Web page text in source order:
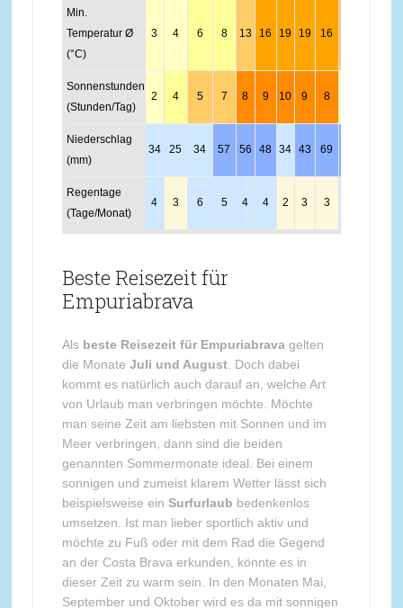
Min.
Temperatur Ø
(°C)
3 4 6 8 13 16 19 19 16
Sonnenstunden
(Stunden/Tag)
2 4 5 7 8 9 10 9 8
Niederschlag
(mm)
34 25 34 57 56 48 34 43 69
Regentage
(Tage/Monat)
4 3 6 5 4 4 2 3 3
Beste Reisezeit für
Empuriabrava
Als beste Reisezeit für Empuriabravagelten
die Monate Juli und August. Doch dabei
kommt es natürlich auch darauf an, welche Art
von Urlaub man verbringen möchte. Möchte
man seine Zeit am liebsten mit Sonnen und im
Meer verbringen, dann sind die beiden
genannten Sommermonate ideal. Bei einem
sonnigen und zumeist klarem Wetter lässt sich
beispielsweise ein Surfurlaub bedenkenlos
umsetzen. Ist man lieber sportlich aktiv und
möchte zu Fuß oder mit dem Rad die Gegend
an der Costa Brava erkunden, könnte es in
dieser Zeit zu warm sein. In den Monaten Mai,
September und Oktober wird es da mit sonnigen